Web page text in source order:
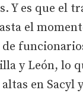
Y es que el
el
de
y León, lo
en Sacyl